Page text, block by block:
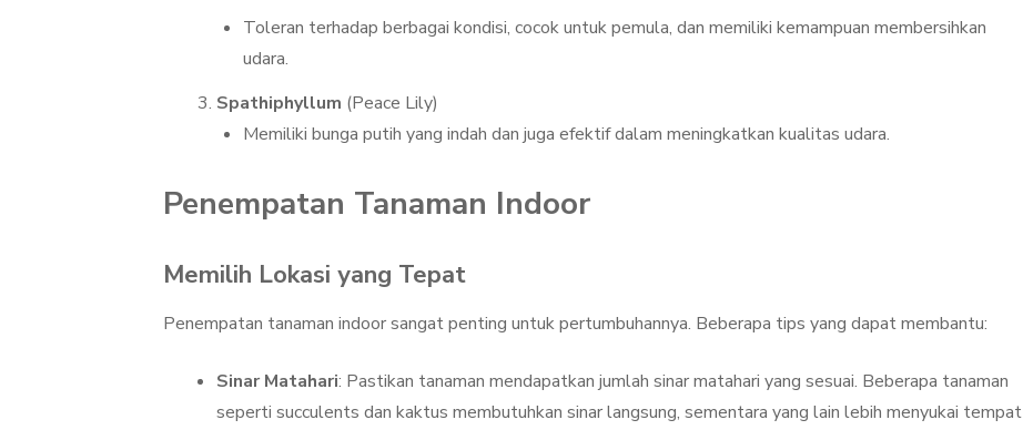
Toleran terhadap berbagai kondisi, cocok untuk pemula, dan memiliki kemampuan membersihkan
udara.
Spathiphyllum (Peace Lily)
Memiliki bunga putih yang indah dan juga efektif dalam meningkatkan kualitas udara.
Penempatan Tanaman Indoor
Memilih Lokasi yang Tepat
Penempatan tanaman indoor sangat penting untuk pertumbuhannya. Beberapa tips yang dapat membantu:
Sinar Matahari: Pastikan tanaman mendapatkan jumlah sinar matahari yang sesuai. Beberapa tanaman
seperti succulents dan kaktus membutuhkan sinar langsung, sementara yang lain lebih menyukai tempat